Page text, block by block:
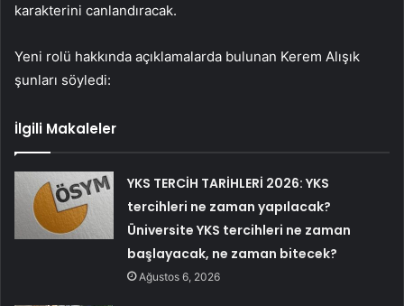
karakterini canlandıracak.
Yeni rolü hakkında açıklamalarda bulunan Kerem Alışık
şunları söyledi:
İlgili Makaleler
YKS TERCİH TARİHLERİ 2026: YKS
tercihleri ne zaman yapılacak?
Üniversite YKS tercihleri ne zaman
başlayacak, ne zaman bitecek?
Ağustos 6, 2026